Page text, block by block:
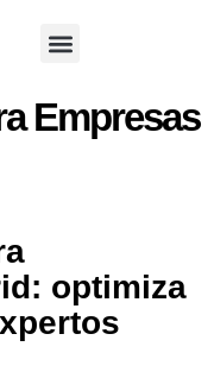
Empresas
optimiza